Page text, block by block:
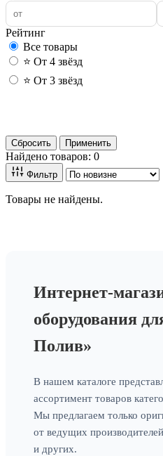
Рейтинг
Все товары
⭐ От 4 звёзд
⭐ От 3 звёзд
Сбросить
Применить
Найдено товаров: 0
Фильтр
Товары не найдены.
Интернет-
оборудования
Полив»
В нашем каталоге
ассортимент товаров
Мы предлагаем только
от ведущих
и других.